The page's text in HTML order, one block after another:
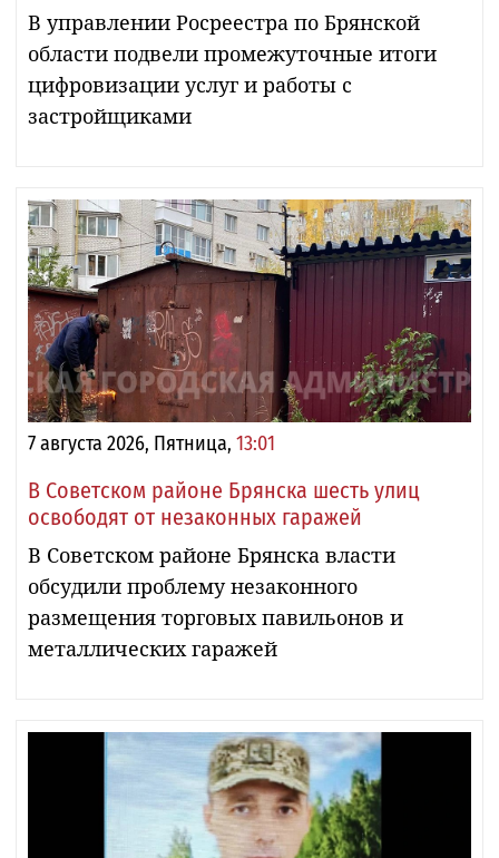
В управлении Росреестра по Брянской
области подвели промежуточные итоги
цифровизации услуг и работы с
застройщиками
7 августа 2026, Пятница, 13:01
В Советском районе Брянска шесть улиц
освободят от незаконных гаражей
В Советском районе Брянска власти
обсудили проблему незаконного
размещения торговых павильонов и
металлических гаражей